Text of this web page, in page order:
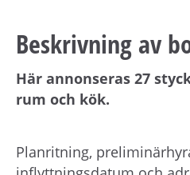
Beskrivning av
Här annonseras 27
rum och kök.
Planritning,